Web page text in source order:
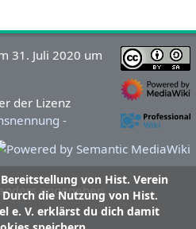
von Hist. Verein
Durch die Nutzung von Hist.
e. V. erklärst du dich damit
31. Juli 2020 um
der Lizenz
-
angegeben.